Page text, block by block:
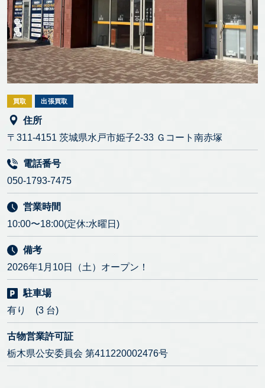
買取 出張買取
住所
〒311-4151 茨城県水戸市姫子2-33 Ｇコート南赤塚
電話番号
050-1793-7475
営業時間
10:00〜18:00(定休:水曜日)
備考
2026年1月10日（土）オープン！
駐車場
有り (3 台)
古物営業許可証
栃木県公安委員会 第411220002476号